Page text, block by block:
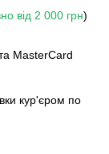
від 2 000 грн)
MasterCard
кур'єром по